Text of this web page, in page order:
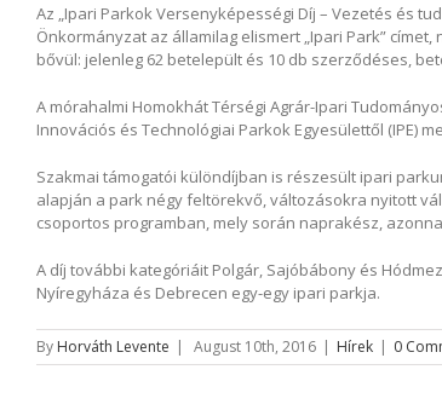
Az „Ipari Parkok Versenyképességi Díj – Vezetés és
Önkormányzat az államilag elismert „Ipari Park”
bővül: jelenleg 62 betelepült és 10 db szerződéses,
A mórahalmi Homokhát Térségi Agrár-Ipari
Innovációs és Technológiai Parkok Egyesülettől (IPE)
Szakmai támogatói különdíjban is részesült ipari
alapján a park négy feltörekvő, változásokra nyitott
csoportos programban, mely során naprakész,
A díj további kategóriáit Polgár, Sajóbábony és
Nyíregyháza és Debrecen egy-egy ipari parkja.
By Horváth Levente | August 10th, 2016 | Hírek | 0